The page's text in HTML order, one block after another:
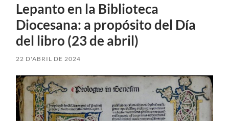
Lepanto en la Biblioteca
Diocesana: a propósito del Día
del libro (23 de abril)
22 D'ABRIL DE 2024